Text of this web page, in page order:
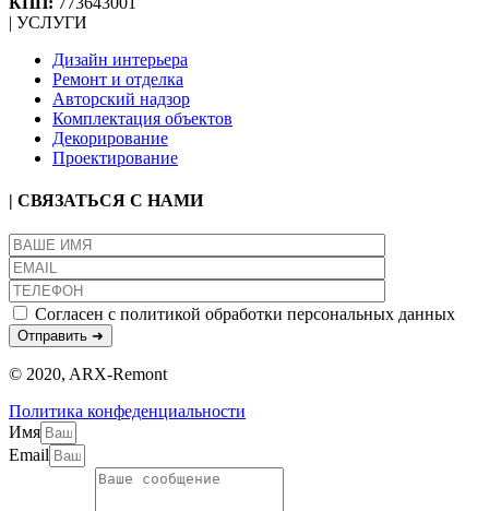
| УСЛУГИ
Дизайн интерьера
Ремонт и отделка
Авторский надзор
Комплектация объектов
Декорирование
Проектирование
| СВЯЗАТЬСЯ С НАМИ
Согласен с политикой обработки персональных данных
© 2020, ARX-Remont
Политика конфеденциальности
Имя
Email